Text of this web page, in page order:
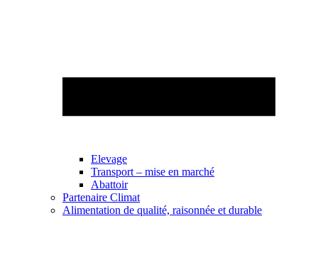
Elevage
Transport – mise en marché
Abattoir
Partenaire Climat
Alimentation de qualité, raisonnée et durable